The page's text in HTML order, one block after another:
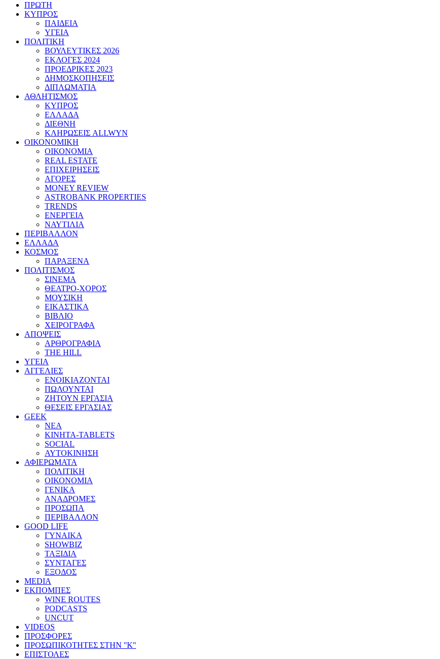
ΠΡΩΤΗ
ΚΥΠΡΟΣ
ΠΑΙΔΕΙΑ
ΥΓΕΙΑ
ΠΟΛΙΤΙΚΗ
ΒΟΥΛΕΥΤΙΚΕΣ 2026
ΕΚΛΟΓΕΣ 2024
ΠΡΟΕΔΡΙΚΕΣ 2023
ΔΗΜΟΣΚΟΠΗΣΕΙΣ
ΔΙΠΛΩΜΑΤΙΑ
ΑΘΛΗΤΙΣΜΟΣ
ΚΥΠΡΟΣ
ΕΛΛΑΔΑ
ΔΙΕΘΝΗ
ΚΛΗΡΩΣΕΙΣ ALLWYN
ΟΙΚΟΝΟΜΙΚΗ
ΟΙΚΟΝΟΜΙΑ
REAL ESTATE
ΕΠΙΧΕΙΡΗΣΕΙΣ
ΑΓΟΡΕΣ
MONEY REVIEW
ASTROBANK PROPERTIES
TRENDS
ΕΝΕΡΓΕΙΑ
ΝΑΥΤΙΛΙΑ
ΠΕΡΙΒΑΛΛΟΝ
ΕΛΛΑΔΑ
ΚΟΣΜΟΣ
ΠΑΡΑΞΕΝΑ
ΠΟΛΙΤΙΣΜΟΣ
ΣΙΝΕΜΑ
ΘΕΑΤΡΟ-ΧΟΡΟΣ
ΜΟΥΣΙΚΗ
ΕΙΚΑΣΤΙΚΑ
ΒΙΒΛΙΟ
ΧΕΙΡΟΓΡΑΦΑ
ΑΠΟΨΕΙΣ
ΑΡΘΡΟΓΡΑΦΙΑ
THE HILL
ΥΓΕΙΑ
ΑΓΓΕΛΙΕΣ
ΕΝΟΙΚΙΑΖΟΝΤΑΙ
ΠΩΛΟΥΝΤΑΙ
ΖΗΤΟΥΝ ΕΡΓΑΣΙΑ
ΘΕΣΕΙΣ ΕΡΓΑΣΙΑΣ
GEEK
ΝΕΑ
ΚΙΝΗΤΑ-TABLETS
SOCIAL
ΑΥΤΟΚΙΝΗΣΗ
ΑΦΙΕΡΩΜΑΤΑ
ΠΟΛΙΤΙΚΗ
ΟΙΚΟΝΟΜΙΑ
ΓΕΝΙΚΑ
ΑΝΑΔΡΟΜΕΣ
ΠΡΟΣΩΠΑ
ΠΕΡΙΒΑΛΛΟΝ
GOOD LIFE
ΓΥΝΑΙΚΑ
SHOWBIZ
ΤΑΞΙΔΙΑ
ΣΥΝΤΑΓΕΣ
ΕΞΟΔΟΣ
MEDIA
ΕΚΠΟΜΠΕΣ
WINE ROUTES
PODCASTS
UNCUT
VIDEOS
ΠΡΟΣΦΟΡΕΣ
ΠΡΟΣΩΠΙΚΟΤΗΤΕΣ ΣΤΗΝ ''Κ''
ΕΠΙΣΤΟΛΕΣ